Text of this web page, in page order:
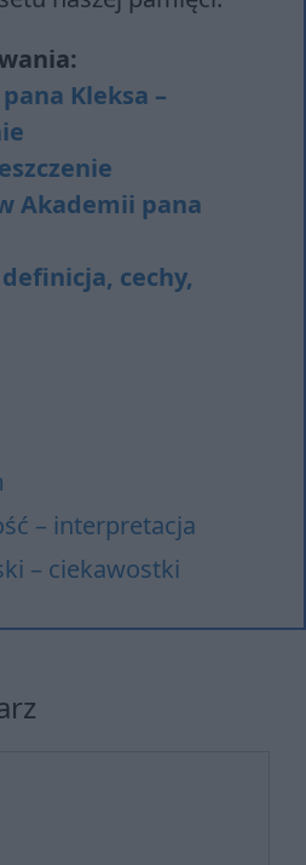
Kleksa –
Akademii pana
cechy,
– interpretacja
– ciekawostki